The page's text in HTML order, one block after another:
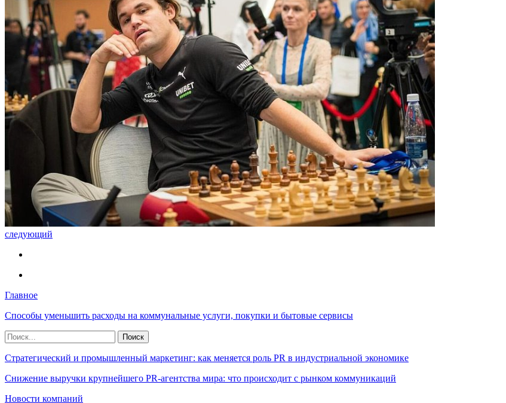
следующий
Главное
Способы уменьшить расходы на коммунальные услуги, покупки и бытовые сервисы
Стратегический и промышленный маркетинг: как меняется роль PR в индустриальной экономике
Снижение выручки крупнейшего PR-агентства мира: что происходит с рынком коммуникаций
Новости компаний